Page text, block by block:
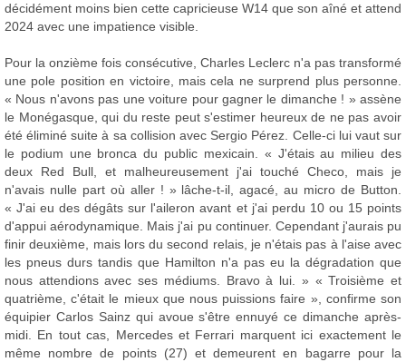
décidément moins bien cette capricieuse W14 que son aîné et attend
2024 avec une impatience visible.
Pour la onzième fois consécutive, Charles Leclerc n'a pas transformé
une pole position en victoire, mais cela ne surprend plus personne.
« Nous n'avons pas une voiture pour gagner le dimanche ! » assène
le Monégasque, qui du reste peut s'estimer heureux de ne pas avoir
été éliminé suite à sa collision avec Sergio Pérez. Celle-ci lui vaut sur
le podium une bronca du public mexicain. « J'étais au milieu des
deux Red Bull, et malheureusement j'ai touché Checo, mais je
n'avais nulle part où aller ! » lâche-t-il, agacé, au micro de Button.
« J'ai eu des dégâts sur l'aileron avant et j'ai perdu 10 ou 15 points
d'appui aérodynamique. Mais j'ai pu continuer. Cependant j'aurais pu
finir deuxième, mais lors du second relais, je n'étais pas à l'aise avec
les pneus durs tandis que Hamilton n'a pas eu la dégradation que
nous attendions avec ses médiums. Bravo à lui. » « Troisième et
quatrième, c'était le mieux que nous puissions faire », confirme son
équipier Carlos Sainz qui avoue s'être ennuyé ce dimanche après-
midi. En tout cas, Mercedes et Ferrari marquent ici exactement le
même nombre de points (27) et demeurent en bagarre pour la